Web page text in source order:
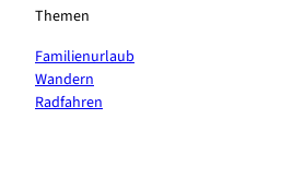
Themen
Familienurlaub
Wandern
Radfahren